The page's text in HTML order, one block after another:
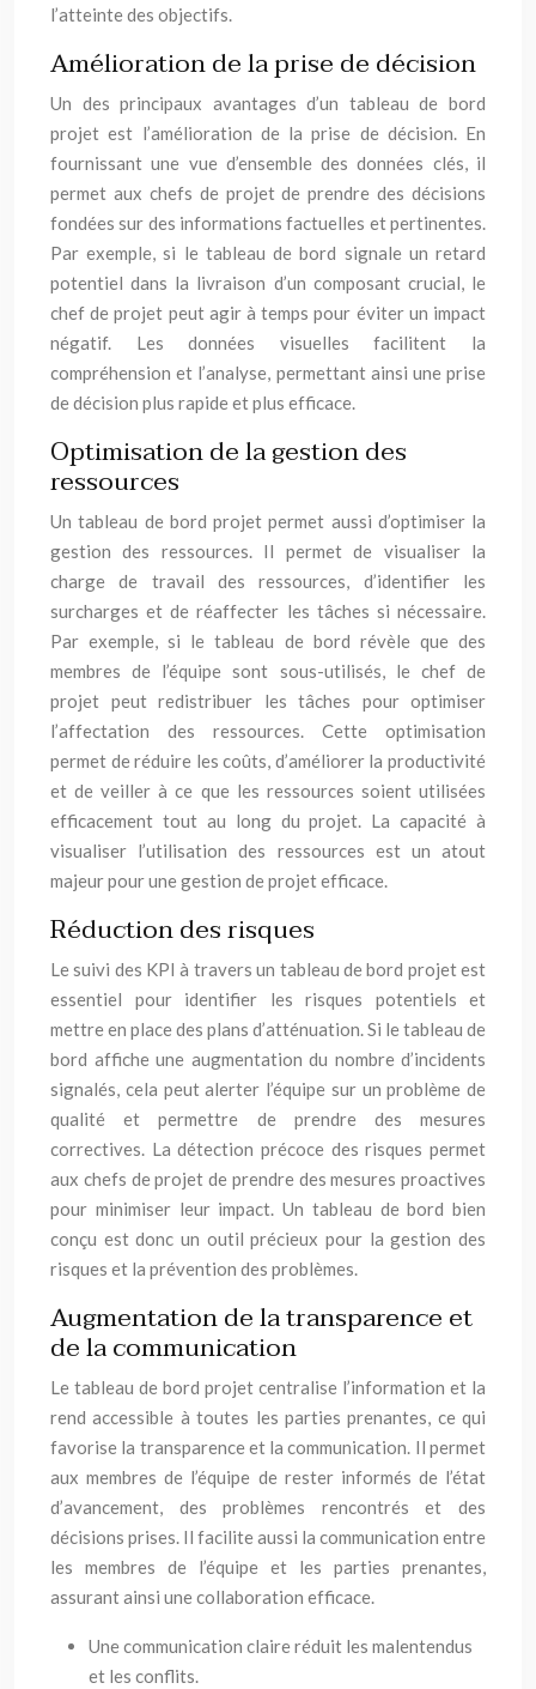
l’atteinte des objectifs.
Amélioration de la prise de décision
Un des principaux avantages d’un tableau de bord
projet est l’amélioration de la prise de décision. En
fournissant une vue d’ensemble des données clés, il
permet aux chefs de projet de prendre des décisions
fondées sur des informations factuelles et pertinentes.
Par exemple, si le tableau de bord signale un retard
potentiel dans la livraison d’un composant crucial, le
chef de projet peut agir à temps pour éviter un impact
négatif. Les données visuelles facilitent la
compréhension et l’analyse, permettant ainsi une prise
de décision plus rapide et plus efficace.
Optimisation de la gestion des
ressources
Un tableau de bord projet permet aussi d’optimiser la
gestion des ressources. Il permet de visualiser la
charge de travail des ressources, d’identifier les
surcharges et de réaffecter les tâches si nécessaire.
Par exemple, si le tableau de bord révèle que des
membres de l’équipe sont sous-utilisés, le chef de
projet peut redistribuer les tâches pour optimiser
l’affectation des ressources. Cette optimisation
permet de réduire les coûts, d’améliorer la productivité
et de veiller à ce que les ressources soient utilisées
efficacement tout au long du projet. La capacité à
visualiser l’utilisation des ressources est un atout
majeur pour une gestion de projet efficace.
Réduction des risques
Le suivi des KPI à travers un tableau de bord projet est
essentiel pour identifier les risques potentiels et
mettre en place des plans d’atténuation. Si le tableau de
bord affiche une augmentation du nombre d’incidents
signalés, cela peut alerter l’équipe sur un problème de
qualité et permettre de prendre des mesures
correctives. La détection précoce des risques permet
aux chefs de projet de prendre des mesures proactives
pour minimiser leur impact. Un tableau de bord bien
conçu est donc un outil précieux pour la gestion des
risques et la prévention des problèmes.
Augmentation de la transparence et
de la communication
Le tableau de bord projet centralise l’information et la
rend accessible à toutes les parties prenantes, ce qui
favorise la transparence et la communication. Il permet
aux membres de l’équipe de rester informés de l’état
d’avancement, des problèmes rencontrés et des
décisions prises. Il facilite aussi la communication entre
les membres de l’équipe et les parties prenantes,
assurant ainsi une collaboration efficace.
Une communication claire réduit les malentendus
et les conflits.